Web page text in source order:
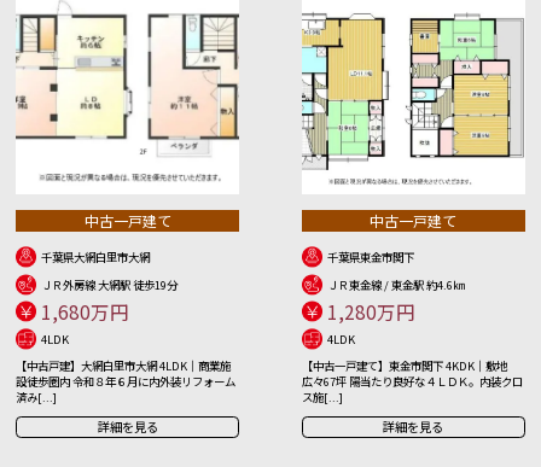
中古一戸建て
千葉県大網白里市大網
ＪＲ外房線 大網駅 徒歩19分
1,680万円
4LDK
【中古戸建】大網白里市大網 4LDK｜商業施
設徒歩圏内 令和８年６月に内外装リフォーム
済み[...]
詳細を見る
中古一戸建て
千葉県東金市関下
ＪＲ東金線 / 東金駅 約4.6㎞
1,280万円
4LDK
【中古一戸建て】東金市関下 4KDK｜敷地
広々67坪 陽当たり良好な４ＬＤＫ。内装クロ
ス施[...]
詳細を見る